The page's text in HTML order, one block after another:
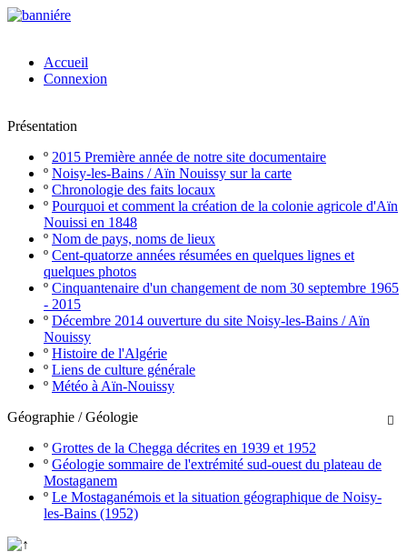
Accueil
Connexion
Présentation
º 2015 Première année de notre site documentaire
º Noisy-les-Bains / Aïn Nouissy sur la carte
º Chronologie des faits locaux
º Pourquoi et comment la création de la colonie agricole d'Aïn
Nouissi en 1848
º Nom de pays, noms de lieux
º Cent-quatorze années résumées en quelques lignes et
quelques photos
º Cinquantenaire d'un changement de nom 30 septembre 1965
- 2015
º Décembre 2014 ouverture du site Noisy-les-Bains / Aïn
Nouissy
º Histoire de l'Algérie
º Liens de culture générale
º Météo à Aïn-Nouissy

Géographie / Géologie
º Grottes de la Chegga décrites en 1939 et 1952
º Géologie sommaire de l'extrémité sud-ouest du plateau de
Mostaganem
º Le Mostaganémois et la situation géographique de Noisy-
les-Bains (1952)